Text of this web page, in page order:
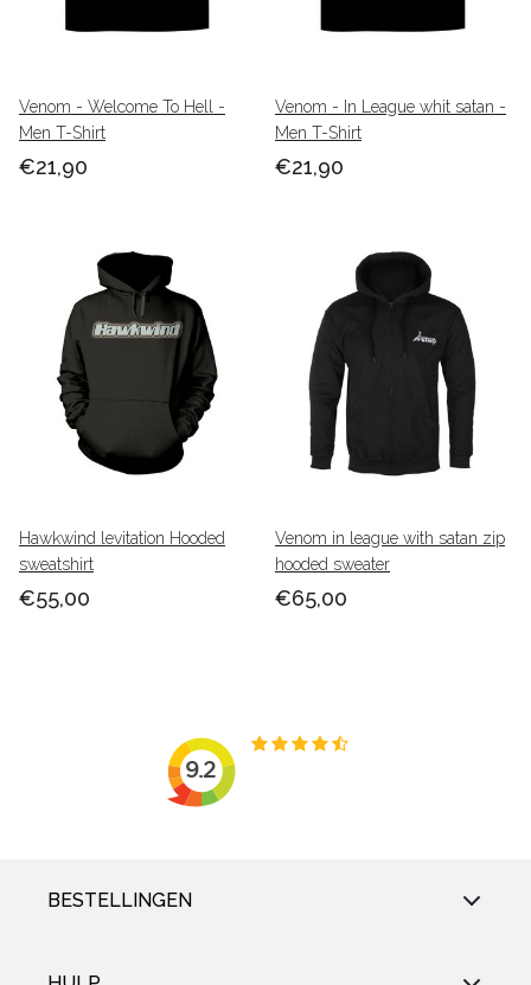
Venom - Welcome To Hell -
Men T-Shirt
€21,90
Venom - In League whit satan -
Men T-Shirt
€21,90
Hawkwind levitation Hooded
sweatshirt
€55,00
Venom in league with satan zip
hooded sweater
€65,00
BESTELLINGEN